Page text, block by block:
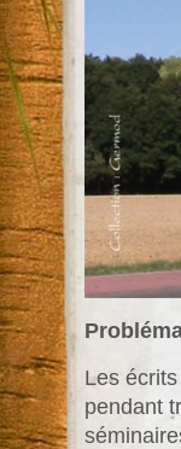
Les
pendant